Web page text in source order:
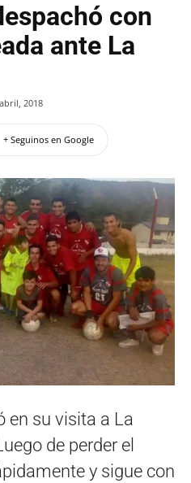
con
ante La
2018
+ Seguinos en Google
en su visita a La
de perder el
y sigue con